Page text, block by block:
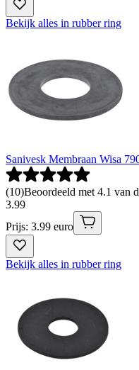
Bekijk alles in rubber ring
Sanivesk Membraan Wisa
(10)Beoordeeld met 4.1 van
3.99
Prijs: 3.99 euro
Bekijk alles in rubber ring